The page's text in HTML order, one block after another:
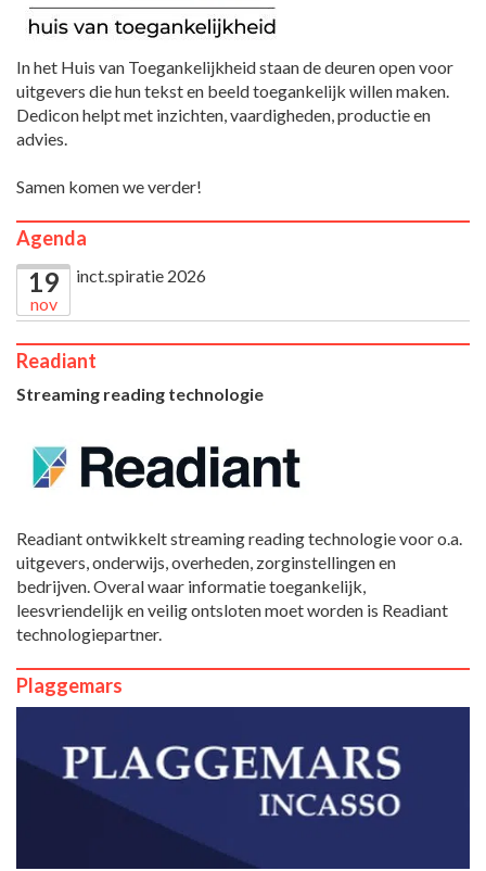
In het Huis van Toegankelijkheid staan de deuren open voor
uitgevers die hun tekst en beeld toegankelijk willen maken.
Dedicon helpt met inzichten, vaardigheden, productie en
advies.
Samen komen we verder!
Agenda
19
nov
inct.spiratie 2026
Readiant
Streaming reading technologie
Readiant ontwikkelt streaming reading technologie voor o.a.
uitgevers, onderwijs, overheden, zorginstellingen en
bedrijven. Overal waar informatie toegankelijk,
leesvriendelijk en veilig ontsloten moet worden is Readiant
technologiepartner.
Plaggemars